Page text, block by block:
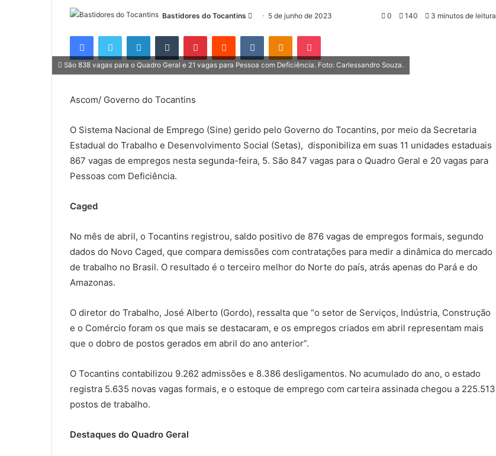
Bastidores do Tocantins
n
d
-
m
a
5 de junho de 2023 0 140 3 minutos de leitura
São 838 vagas para o Quadro Geral e 21 vagas para Pessoa com Deficiência. Foto: Carlessandro Souza.
Ascom/ Governo do Tocantins
O Sistema Nacional de Emprego (Sine) gerido pelo Governo do Tocantins, por meio da Secretaria
Estadual do Trabalho e Desenvolvimento Social (Setas), disponibiliza em suas 11 unidades estaduais
867 vagas de empregos nesta segunda-feira, 5. São 847 vagas para o Quadro Geral e 20 vagas para
Pessoas com Deficiência.
Caged
No mês de abril, o Tocantins registrou, saldo positivo de 876 vagas de empregos formais, segundo
dados do Novo Caged, que compara demissões com contratações para medir a dinâmica do mercado
de trabalho no Brasil. O resultado é o terceiro melhor do Norte do país, atrás apenas do Pará e do
Amazonas.
O diretor do Trabalho, José Alberto (Gordo), ressalta que “o setor de Serviços, Indústria, Construção
e o Comércio foram os que mais se destacaram, e os empregos criados em abril representam mais
que o dobro de postos gerados em abril do ano anterior”.
O Tocantins contabilizou 9.262 admissões e 8.386 desligamentos. No acumulado do ano, o estado
registra 5.635 novas vagas formais, e o estoque de emprego com carteira assinada chegou a 225.513
postos de trabalho.
Destaques do Quadro Geral